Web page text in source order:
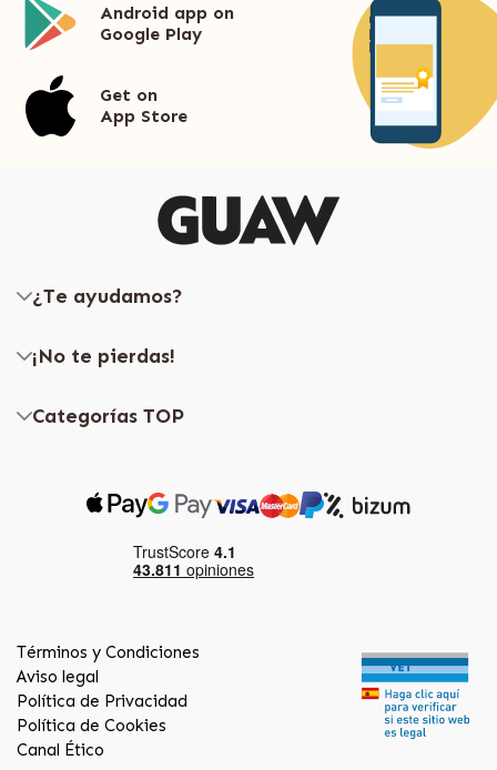
Android app on
Google Play
Get on
App Store
¿Te ayudamos?
¡No te pierdas!
Categorías TOP
Términos y Condiciones
Aviso legal
Política de Privacidad
Política de Cookies
Canal Ético